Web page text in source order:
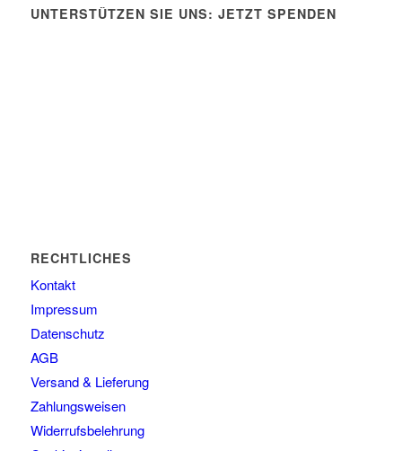
UNTERSTÜTZEN SIE UNS: JETZT SPENDEN
RECHTLICHES
Kontakt
Impressum
Datenschutz
AGB
Versand & Lieferung
Zahlungsweisen
Widerrufsbelehrung